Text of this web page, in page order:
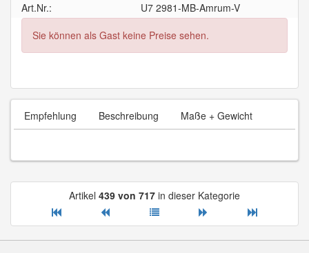
Art.Nr.:
U7 2981-MB-Amrum-V
Sie können als Gast keine Preise sehen.
Empfehlung Beschreibung Maße + Gewicht
Artikel 439 von 717 in dieser Kategorie